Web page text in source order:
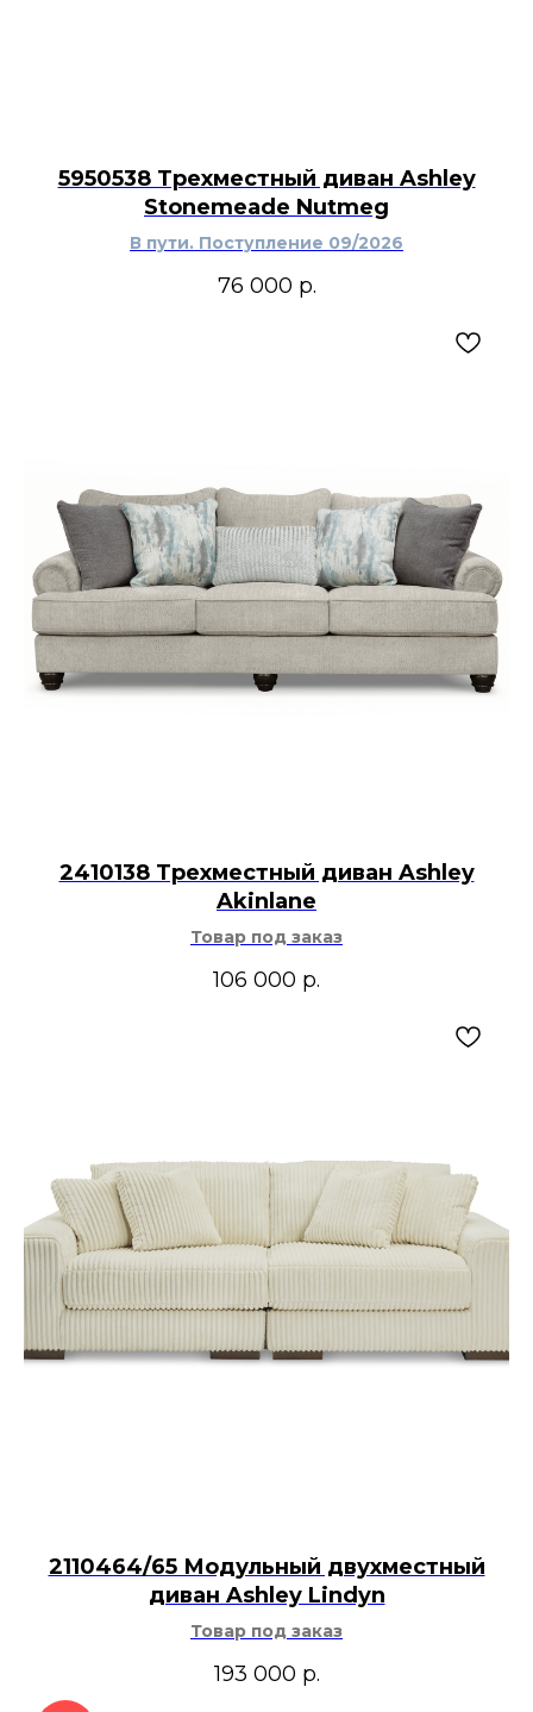
особенно если нужен серый диван-реклайнер
на три места, мягкий диван с шенилловой
обивкой, ручным механизмом откидывания и
удобной поддержкой спины. Его можно
сочетать с креслом Tulen, двухместным
торшером, пледом и другой мебелью Ashley
5950538 Трехместный диван Ashley
Stonemeade Nutmeg
В пути. Поступление 09/2026
76 000 р.
2410138 Трехместный диван Ashley
Akinlane
Товар под заказ
106 000 р.
2110464/65 Модульный двухместный
диван Ashley Lindyn
Товар под заказ
193 000 р.